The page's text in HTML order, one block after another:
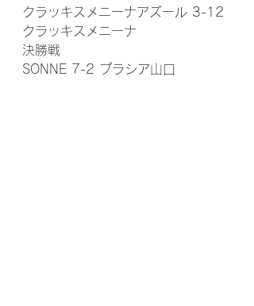
クラッキスメニーナアズール 3-12
クラッキスメニーナ
決勝戦
SONNE 7-2 プラシア山口